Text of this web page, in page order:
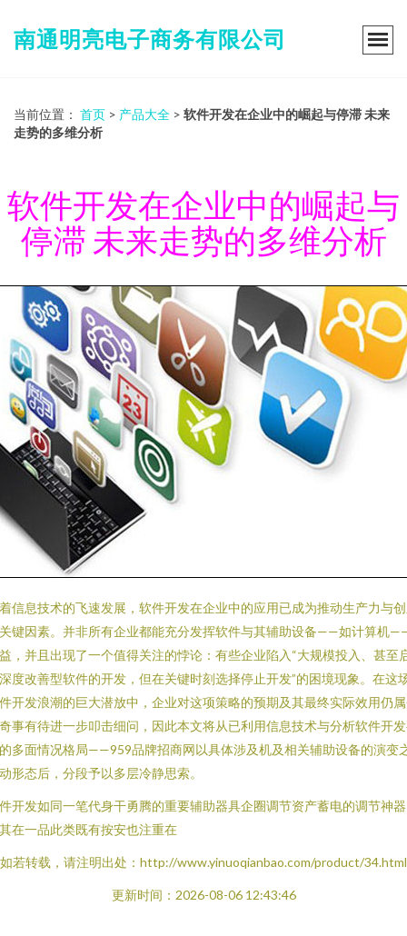
南通明亮电子商务有限公司
当前位置： 首页 > 产品大全 > 软件开发在企业中的崛起与停滞 未来
走势的多维分析
软件开发在企业中的崛起与
停滞 未来走势的多维分析
信息技术的飞速发展，软件开发在企业中的应用已成为推动生产力与
键因素。并非所有企业都能充分发挥软件与其辅助设备——如计算机
，并且出现了一个值得关注的悖论：有些企业陷入“大规模投入、甚至
度改善型软件的开发，但在关键时刻选择停止开发”的困境现象。在这
开发浪潮的巨大潜放中，企业对这项策略的预期及其最终实际效用仍
事有待进一步叩击细问，因此本文将从已利用信息技术与分析软件开
多面情况格局——959品牌招商网以具体涉及机及相关辅助设备的演变
形态后，分段予以多层冷静思索。
开发如同一笔代身干勇腾的重要辅助器具企圈调节资产蓄电的调节神
在一品此类既有按安也注重在
如若转载，请注明出处：http://www.yinuoqianbao.com/product/34.html
更新时间：2026-08-06 12:43:46